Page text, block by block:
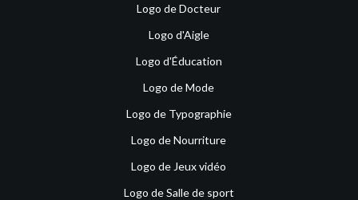
Logo de Docteur
Logo d'Aigle
Logo d'Éducation
Logo de Mode
Logo de Typographie
Logo de Nourriture
Logo de Jeux vidéo
Logo de Salle de sport